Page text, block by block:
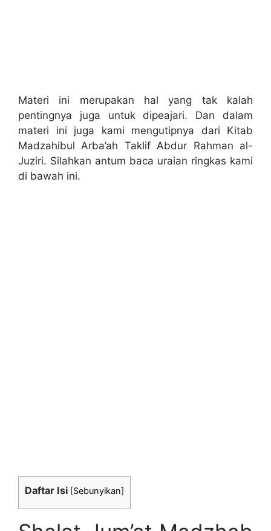
Materi ini merupakan hal yang tak kalah
pentingnya juga untuk dipeajari. Dan dalam
materi ini juga kami mengutipnya dari Kitab
Madzahibul Arba’ah Taklif Abdur Rahman al-
Juziri. Silahkan antum baca uraian ringkas kami
di bawah ini.
Daftar Isi [Sebunyikan]